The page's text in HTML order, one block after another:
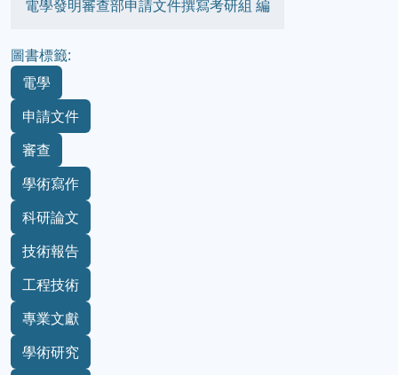
電學發明審查部申請文件撰寫考研組 編
圖書標籤:
電學
申請文件
審查
學術寫作
科研論文
技術報告
工程技術
專業文獻
學術研究